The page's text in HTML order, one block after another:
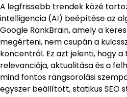
A legfrissebb trendek közé
intelligencia (AI) beépítése az
Google RankBrain, amely a
megérteni, nem csupán a
koncentrál. Ez azt jelenti, hogy
relevanciája, aktualitása és a
mind fontos rangsorolási
egyszer beállított, statikus SEO